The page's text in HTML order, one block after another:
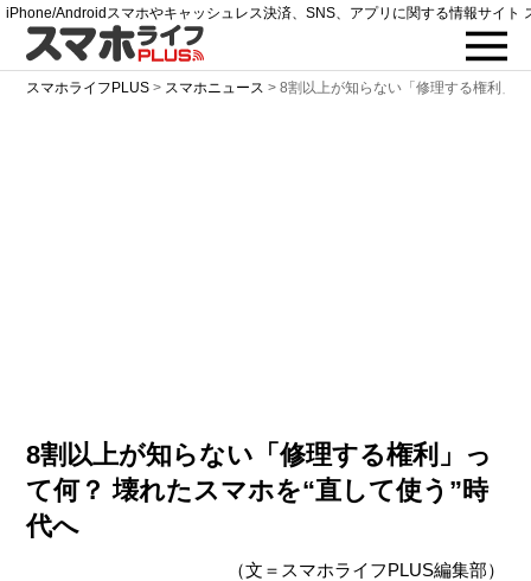
iPhone/Androidスマホやキャッシュレス決済、SNS、アプリに関する情報サイト
スマホライフPLUS > スマホニュース >8割以上が知らない「修理する権利」
8割以上が知らない「修理する権利」っ
て何？ 壊れたスマホを“直して使う”時
代へ
（文＝スマホライフPLUS編集部）